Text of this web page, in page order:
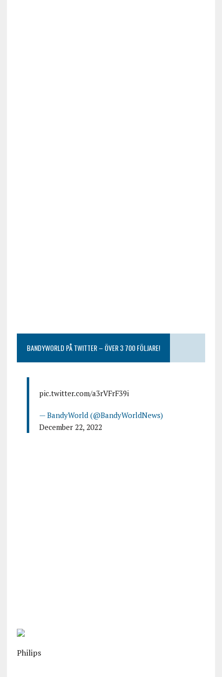
BANDYWORLD PÅ TWITTER – ÖVER 3 700 FÖLJARE!
pic.twitter.com/a3rVFrF39i
— BandyWorld (@BandyWorldNews)
December 22, 2022
Philips